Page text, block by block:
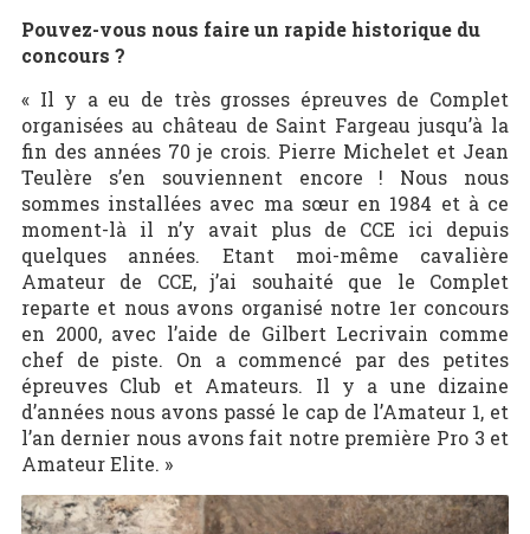
Pouvez-vous nous faire un rapide historique du
concours ?
« Il y a eu de très grosses épreuves de Complet
organisées au château de Saint Fargeau jusqu’à la
fin des années 70 je crois. Pierre Michelet et Jean
Teulère s’en souviennent encore ! Nous nous
sommes installées avec ma sœur en 1984 et à ce
moment-là il n’y avait plus de CCE ici depuis
quelques années. Etant moi-même cavalière
Amateur de CCE, j’ai souhaité que le Complet
reparte et nous avons organisé notre 1er concours
en 2000, avec l’aide de Gilbert Lecrivain comme
chef de piste. On a commencé par des petites
épreuves Club et Amateurs. Il y a une dizaine
d’années nous avons passé le cap de l’Amateur 1, et
l’an dernier nous avons fait notre première Pro 3 et
Amateur Elite. »